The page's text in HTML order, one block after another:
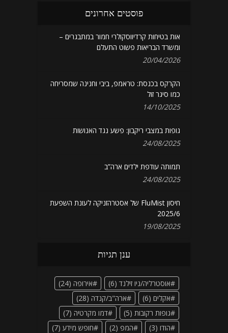
פוסטים אחרונים
אות בטיחות קרדיווסקולרי חמור במתבגרים –
ומשרד הבריאות פשוט התעלם
20/04/2026
הקרקס בכנסת: טראמפ, ביבי וחנינה שמסריחה
כמו סיגר זול
14/10/2025
גופות במצבי ריקבון: פשע נגד האנושות
24/08/2025
תמותה עודפת ילדים ארה”ב
24/08/2025
חיסון FluMist של אסטרהזניקה לעונת השפעת
2025/6
19/08/2025
ענן תגיות
אוסטרליה/ניו זילנד (6) אירופה (24)
אקלים (6) ארה"ב/קנדה (28)
גופות רקובות (5) דמו מקרטיה (7)
הודו (3) המפ (2) חופש מידע (7)